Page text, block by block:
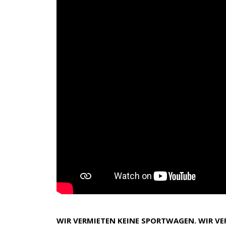
WIR VERMIETEN KEINE SPORTWAGEN. WIR